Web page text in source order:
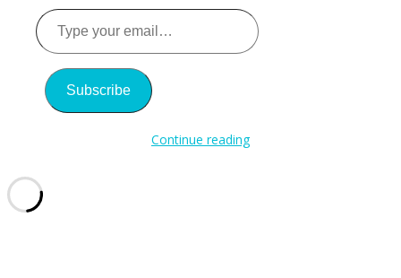
Type
your
email…
Subscribe
Continue reading